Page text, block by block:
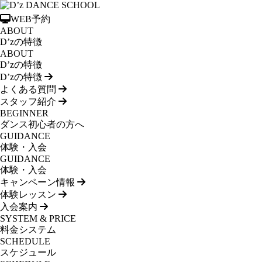
WEB予約
ABOUT
D’zの特徴
ABOUT
D’zの特徴
D’zの特徴
よくある質問
スタッフ紹介
BEGINNER
ダンス初心者の方へ
GUIDANCE
体験・入会
GUIDANCE
体験・入会
キャンペーン情報
体験レッスン
入会案内
SYSTEM & PRICE
料金システム
SCHEDULE
スケジュール